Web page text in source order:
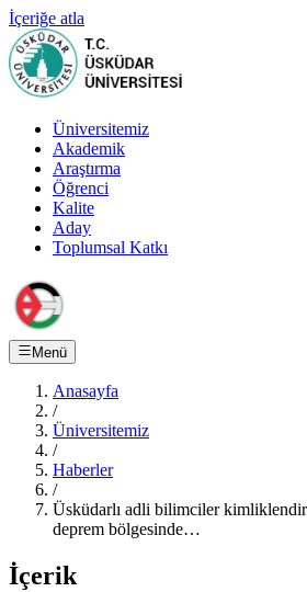
İçeriğe atla
Üniversitemiz
Akademik
Araştırma
Öğrenci
Kalite
Aday
Toplumsal Katkı
Menü
Anasayfa
/
Üniversitemiz
/
Haberler
/
Üsküdarlı adli bilimciler
deprem bölgesinde…
İçerik